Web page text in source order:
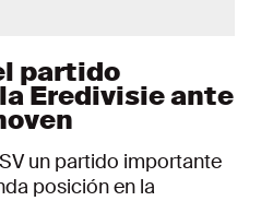
partido
Eredivisie ante
un partido importante
posición en la